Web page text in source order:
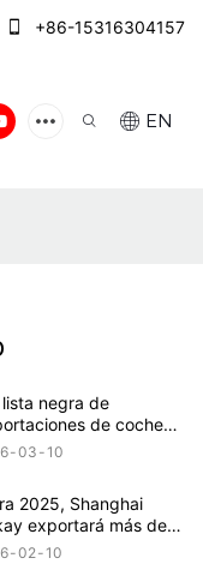
+86-15316304157
EN
lista negra de
de coches
mano marca
03 10
2025, Shanghai
exportará más de
automóviles!
02 10